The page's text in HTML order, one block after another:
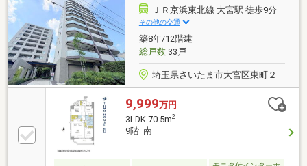
室に収納を確保し、約7.2帖洋室にはWIC付きで荷物も
すっきり整理可能・複層ガラス採用で結露を抑え、省
エネ性にも配慮・オートロック・24時間監視・宅配
BOX、ペット飼育可（細則有）
ＪＲ京浜東北線 大宮駅 徒歩9分
その他の交通
築8年/12階建
総戸数33戸
埼玉県さいたま市大宮区東町２
9,999万円
3LDK 70.5m2
9階 南